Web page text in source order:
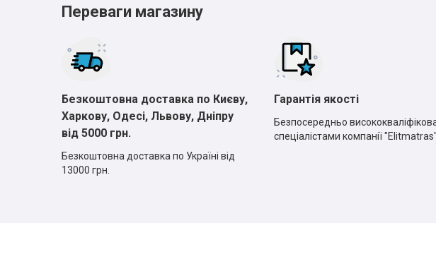
Переваги магазину
Безкоштовна доставка по Києву,
Харкову, Одесі, Львову, Дніпру
від 5000 грн.
Безкоштовна доставка по Україні від
13000 грн.
Гарантія якості
Безпосередньо
спеціалістами компанії "Elitmatras"